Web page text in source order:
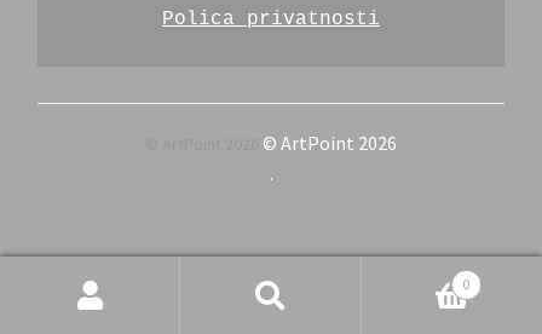
Polica privatnosti
© ArtPoint 2026
.
0